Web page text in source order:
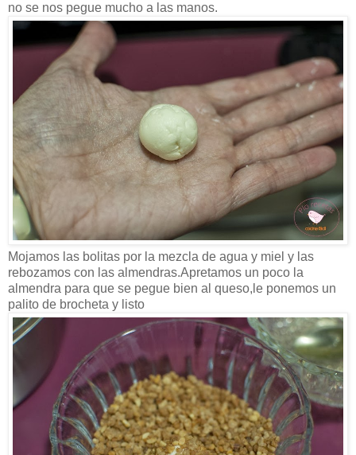
no se nos pegue mucho a las manos.
Mojamos las bolitas por la mezcla de agua y miel y las
rebozamos con las almendras.Apretamos un poco la
almendra para que se pegue bien al queso,le ponemos un
palito de brocheta y listo